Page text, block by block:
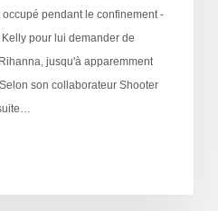
pendant le confinement -
pour lui demander de
jusqu'à apparemment
son collaborateur Shooter